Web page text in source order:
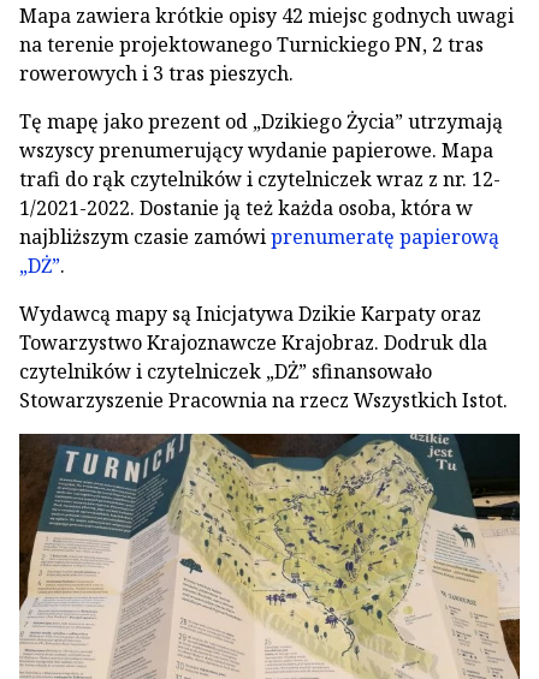
Mapa zawiera krótkie opisy 42 miejsc godnych uwagi
na terenie projektowanego Turnickiego PN, 2 tras
rowerowych i 3 tras pieszych.
Tę mapę jako prezent od „Dzikiego Życia” utrzymają
wszyscy prenumerujący wydanie papierowe. Mapa
trafi do rąk czytelników i czytelniczek wraz z nr. 12-
1/2021-2022. Dostanie ją też każda osoba, która w
najbliższym czasie zamówiprenumeratę papierową
„DŻ”.
Wydawcą mapy są Inicjatywa Dzikie Karpaty oraz
Towarzystwo Krajoznawcze Krajobraz. Dodruk dla
czytelników i czytelniczek „DŻ” sfinansowało
Stowarzyszenie Pracownia na rzecz Wszystkich Istot.